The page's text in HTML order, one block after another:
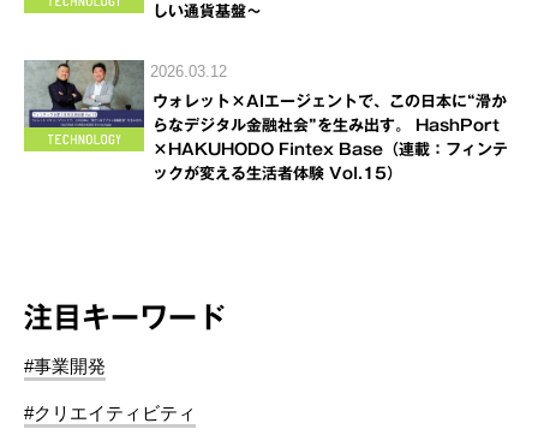
しい通貨基盤～
2026.03.12
ウォレット×AIエージェントで、この日本に“滑か
らなデジタル金融社会”を生み出す。 HashPort
×HAKUHODO Fintex Base（連載：フィンテ
ックが変える生活者体験 Vol.15）
注目キーワード
#事業開発
#クリエイティビティ